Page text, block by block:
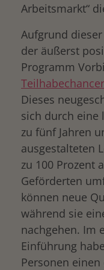
Arbeitsmarkt“
Aufgrund
der äußerst
Programm
Dieses
sich durch eine
zu fünf Jahren
ausgestalteten
zu 100 Prozent
Geförderten
können neue
während sie
nachgehen. Im
Einführung
Personen